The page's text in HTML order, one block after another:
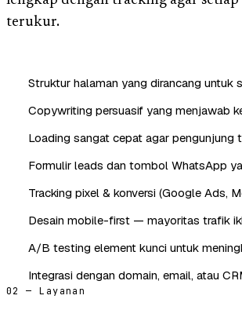
terukur.
Struktur halaman yang dirancang untuk
Copywriting persuasif yang menjawab
Loading sangat cepat agar pengunjung
Formulir leads dan tombol WhatsApp
Tracking pixel & konversi (Google Ads,
Desain mobile-first — mayoritas trafik
A/B testing element kunci untuk
Integrasi dengan domain, email, atau
02 — Layanan